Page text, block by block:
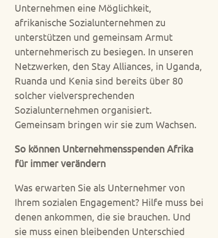
Unternehmen eine Möglichkeit,
afrikanische Sozialunternehmen zu
unterstützen und gemeinsam Armut
unternehmerisch zu besiegen. In unseren
Netzwerken, den Stay Alliances, in Uganda,
Ruanda und Kenia sind bereits über 80
solcher vielversprechenden
Sozialunternehmen organisiert.
Gemeinsam bringen wir sie zum Wachsen.
So können Unternehmensspenden Afrika
für immer verändern
Was erwarten Sie als Unternehmer von
Ihrem sozialen Engagement? Hilfe muss bei
denen ankommen, die sie brauchen. Und
sie muss einen bleibenden Unterschied